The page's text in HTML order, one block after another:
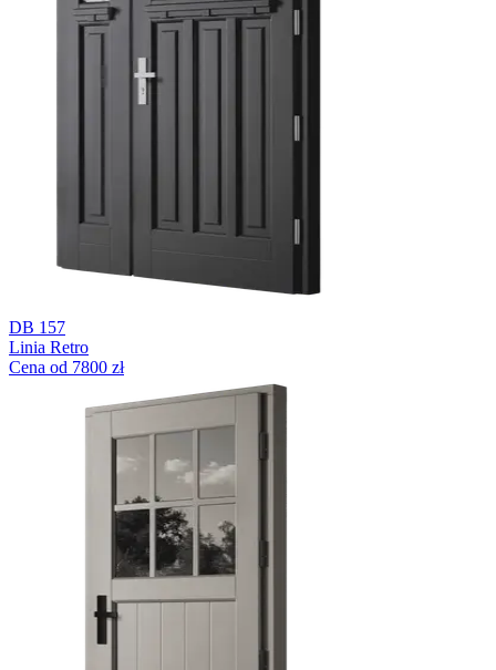
DB 157
Linia Retro
Cena od 7800 zł